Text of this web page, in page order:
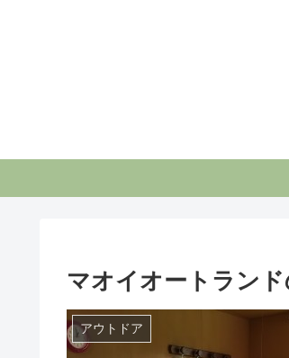
マオイオートラン
アウトドア